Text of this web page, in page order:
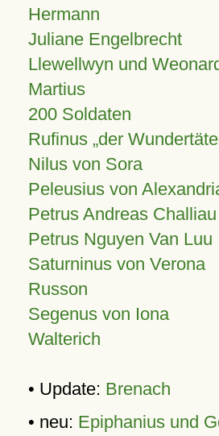
Hermann
Juliane Engelbrecht
Llewellwyn und
Martius
200 Soldaten
Rufinus „der
Nilus von Sora
Peleusius von
Petrus Andreas Challiau
Petrus Nguyen Van Luu
Saturninus von Verona
Russon
Segenus von Iona
Walterich
• Update: Brenach
• neu: Epiphanius und